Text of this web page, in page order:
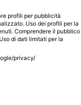
profili per pubblicità
Uso dei profili per la
Comprendere il pubblico
di dati limitati per la
privacy/